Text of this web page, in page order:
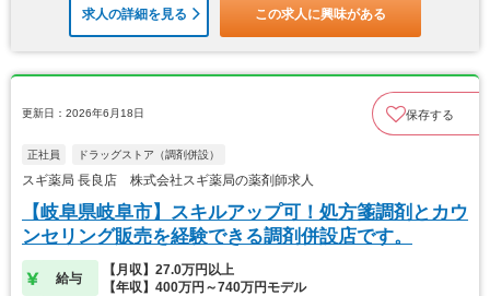
求人の詳細を見る この求人に興味がある
更新日：2026年6月18日 保存する
正社員 ドラッグストア（調剤併設）
スギ薬局 長良店 株式会社スギ薬局の薬剤師求人
【岐阜県岐阜市】スキルアップ可！処方箋調剤とカウ
ンセリング販売を経験できる調剤併設店です。
給与
【月収】27.0万円以上
【年収】400万円～740万円モデル